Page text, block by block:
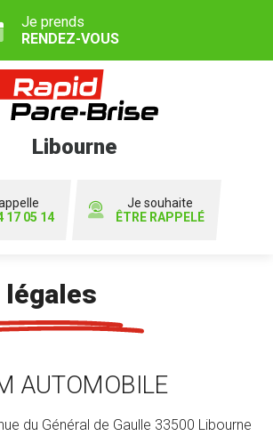
Je prends
RENDEZ-VOUS
Libourne
17 05 14
Je souhaite
ÊTRE RAPPELÉ
légales
AUTOMOBILE
du Général de Gaulle 33500 Libourne